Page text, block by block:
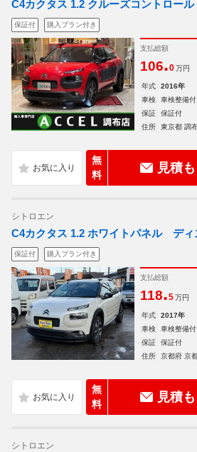
C4カクタス 1.2 クルーズコントロー
保証付 購入プラン付き
支払総額
106.0 万円
年式 2016年
車検
車検整備付
保証
保証付
住所
東京都 調
無
料
見積
シトロエン
C4カクタス 1.2 ホワイトパネル ディ
保証付 購入プラン付き
支払総額
118.5 万円
年式 2017年
車検
車検整備付
保証
保証付
住所
京都府 京
無
料
見積
シトロエン